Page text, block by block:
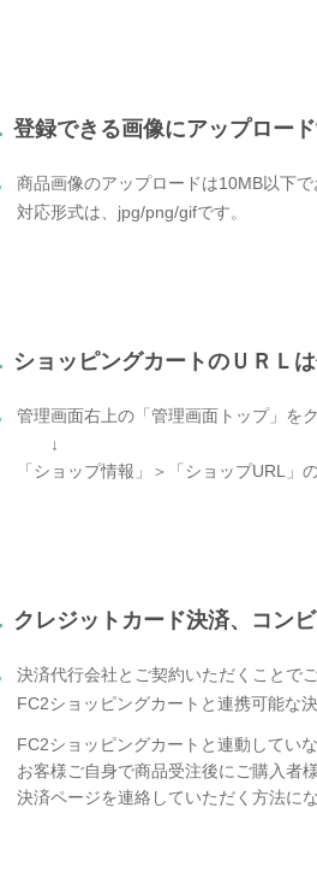
登録できる画像にアップロー
商品画像のアップロードは10MB以下で
対応形式は、jpg/png/gifです。
ショッピングカートのＵＲＬ
管理画面右上の「管理画面トップ」を
↓
「ショップ情報」＞「ショップURL」
クレジットカード決済、コン
決済代行会社とご契約いただくことで
FC2ショッピングカートと連携可能な
FC2ショッピングカートと連動してい
お客様ご自身で商品受注後にご購入者
決済ページを連絡していただく方法にな